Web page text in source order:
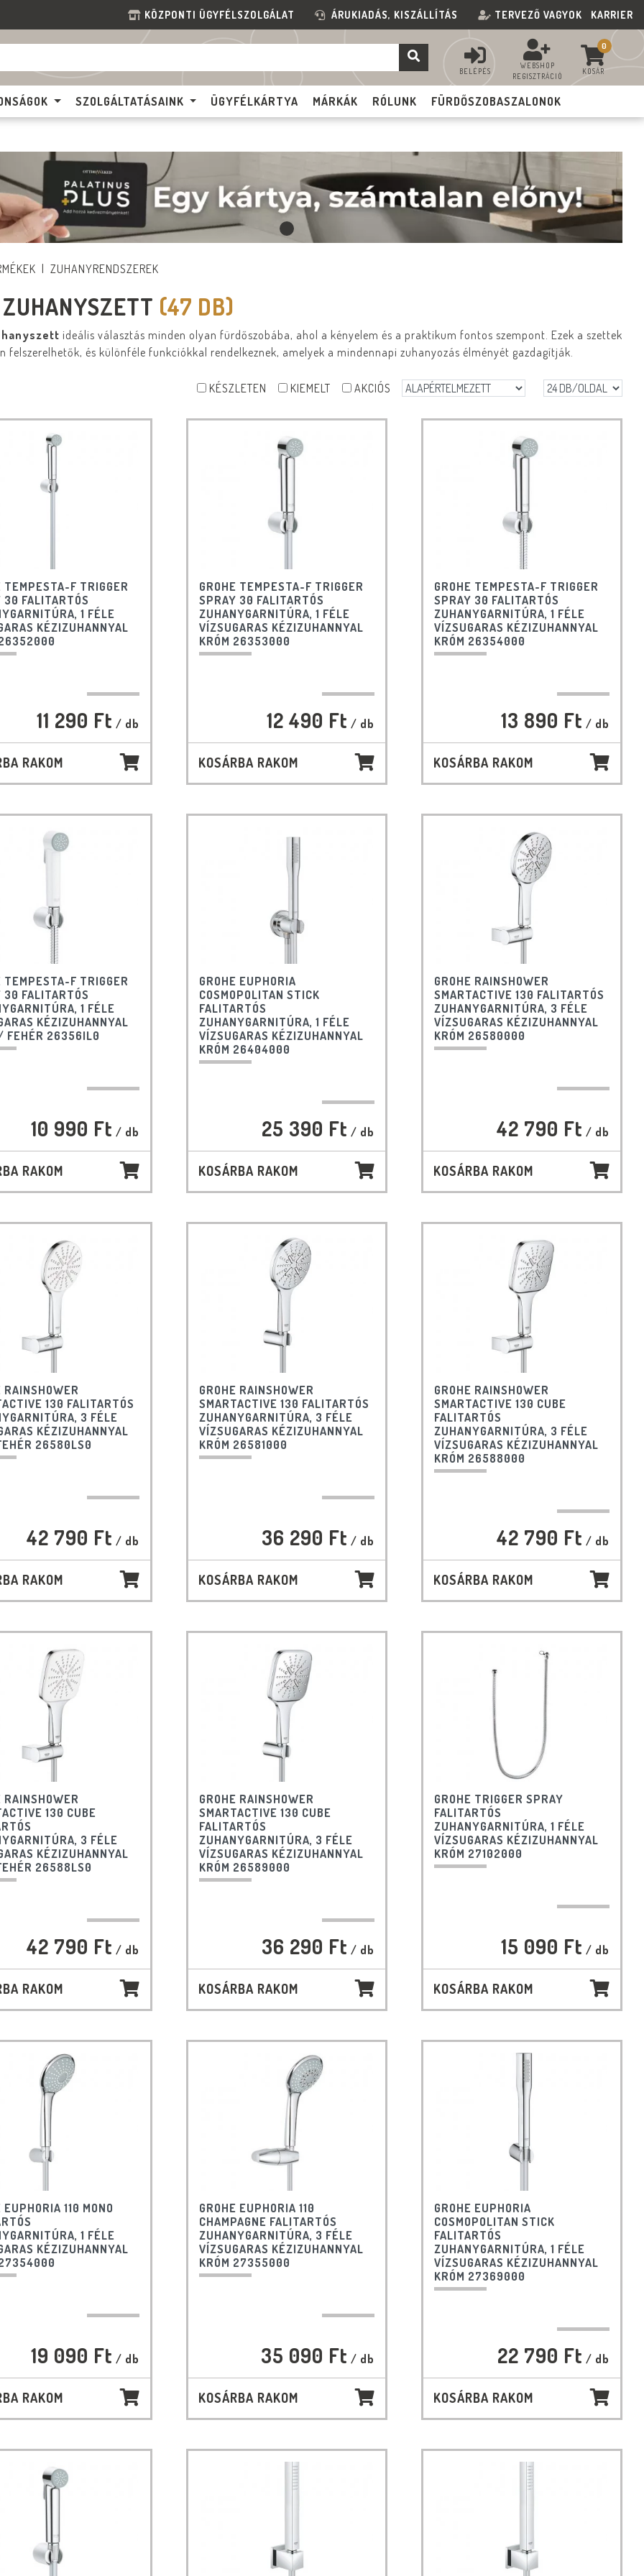
KÖZPONTI ÜGYFÉLSZOLGÁLAT ÁRUKIADÁS, KISZÁLLÍTÁS TERVEZŐ VAGYOK KARRIER
BELÉPÉS
WEBSHOP
REGISZTRÁCIÓ
0
KOSÁR
SZOLGÁLTATÁSAINK ÜGYFÉLKÁRTYA MÁRKÁK RÓLUNK FÜRDŐSZOBASZALONOK
ZUHANYRENDSZEREK
(47 DB)
ideális választás minden olyan fürdőszobába, ahol a kényelem és a praktikum fontos szempont. Ezek a szettek
felszerelhetők, és különféle funkciókkal rendelkeznek, amelyek a mindennapi zuhanyozás élményét gazdagítják.
KÉSZLETEN KIEMELT AKCIÓS
TEMPESTA-F TRIGGER
30 FALITARTÓS
1 FÉLE
KÉZIZUHANNYAL
11 290 Ft / db
RAKOM
GROHE TEMPESTA-F TRIGGER
SPRAY 30 FALITARTÓS
ZUHANYGARNITÚRA, 1 FÉLE
VÍZSUGARAS KÉZIZUHANNYAL
KRÓM 26353000
12 490 Ft / db
KOSÁRBA RAKOM
GROHE TEMPESTA-F TRIGGER
SPRAY 30 FALITARTÓS
ZUHANYGARNITÚRA, 1 FÉLE
VÍZSUGARAS KÉZIZUHANNYAL
KRÓM 26354000
13 890 Ft / db
KOSÁRBA RAKOM
TEMPESTA-F TRIGGER
30 FALITARTÓS
1 FÉLE
KÉZIZUHANNYAL
FEHÉR 26356IL0
10 990 Ft / db
RAKOM
GROHE EUPHORIA
COSMOPOLITAN STICK
FALITARTÓS
ZUHANYGARNITÚRA, 1 FÉLE
VÍZSUGARAS KÉZIZUHANNYAL
KRÓM 26404000
25 390 Ft / db
KOSÁRBA RAKOM
GROHE RAINSHOWER
SMARTACTIVE 130 FALITARTÓS
ZUHANYGARNITÚRA, 3 FÉLE
VÍZSUGARAS KÉZIZUHANNYAL
KRÓM 26580000
42 790 Ft / db
KOSÁRBA RAKOM
RAINSHOWER
130 FALITARTÓS
3 FÉLE
KÉZIZUHANNYAL
26580LS0
42 790 Ft / db
RAKOM
GROHE RAINSHOWER
SMARTACTIVE 130 FALITARTÓS
ZUHANYGARNITÚRA, 3 FÉLE
VÍZSUGARAS KÉZIZUHANNYAL
KRÓM 26581000
36 290 Ft / db
KOSÁRBA RAKOM
GROHE RAINSHOWER
SMARTACTIVE 130 CUBE
FALITARTÓS
ZUHANYGARNITÚRA, 3 FÉLE
VÍZSUGARAS KÉZIZUHANNYAL
KRÓM 26588000
42 790 Ft / db
KOSÁRBA RAKOM
RAINSHOWER
130 CUBE
3 FÉLE
KÉZIZUHANNYAL
26588LS0
42 790 Ft / db
RAKOM
GROHE RAINSHOWER
SMARTACTIVE 130 CUBE
FALITARTÓS
ZUHANYGARNITÚRA, 3 FÉLE
VÍZSUGARAS KÉZIZUHANNYAL
KRÓM 26589000
36 290 Ft / db
KOSÁRBA RAKOM
GROHE TRIGGER SPRAY
FALITARTÓS
ZUHANYGARNITÚRA, 1 FÉLE
VÍZSUGARAS KÉZIZUHANNYAL
KRÓM 27102000
15 090 Ft / db
KOSÁRBA RAKOM
EUPHORIA 110 MONO
1 FÉLE
KÉZIZUHANNYAL
19 090 Ft / db
RAKOM
GROHE EUPHORIA 110
CHAMPAGNE FALITARTÓS
ZUHANYGARNITÚRA, 3 FÉLE
VÍZSUGARAS KÉZIZUHANNYAL
KRÓM 27355000
35 090 Ft / db
KOSÁRBA RAKOM
GROHE EUPHORIA
COSMOPOLITAN STICK
FALITARTÓS
ZUHANYGARNITÚRA, 1 FÉLE
VÍZSUGARAS KÉZIZUHANNYAL
KRÓM 27369000
22 790 Ft / db
KOSÁRBA RAKOM